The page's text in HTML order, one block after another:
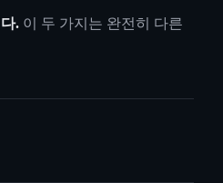
. 이 두 가지는 완전히 다른